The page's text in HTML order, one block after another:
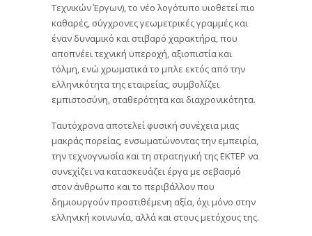
Τεχνικών Έργων), το νέο λογότυπο υιοθετεί πιο
καθαρές, σύγχρονες γεωμετρικές γραμμές και
έναν δυναμικό και στιβαρό χαρακτήρα, που
αποπνέει τεχνική υπεροχή, αξιοπιστία και
τόλμη, ενώ χρωματικά το μπλε εκτός από την
ελληνικότητα της εταιρείας, συμβολίζει
εμπιστοσύνη, σταθερότητα και διαχρονικότητα.
Ταυτόχρονα αποτελεί φυσική συνέχεια μιας
μακράς πορείας, ενσωματώνοντας την εμπειρία,
την τεχνογνωσία και τη στρατηγική της ΕΚΤΕΡ να
συνεχίζει να κατασκευάζει έργα με σεβασμό
στον άνθρωπο και το περιβάλλον που
δημιουργούν προστιθέμενη αξία, όχι μόνο στην
ελληνική κοινωνία, αλλά και στους μετόχους της.